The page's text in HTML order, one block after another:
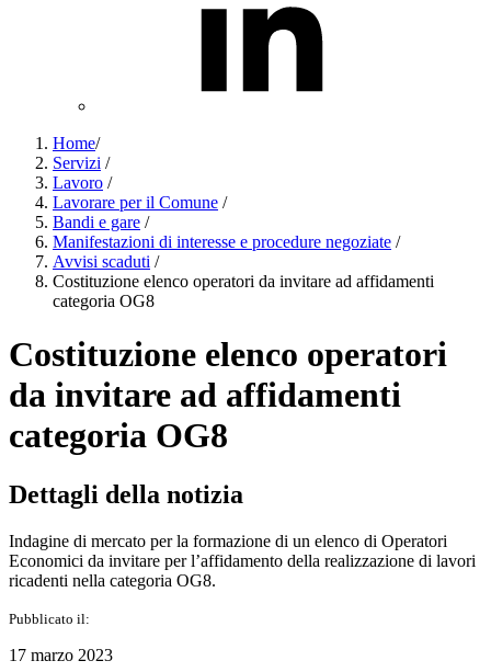
Home/
Servizi /
Lavoro /
Lavorare per il Comune /
Bandi e gare /
Manifestazioni di interesse e procedure negoziate /
Avvisi scaduti /
Costituzione elenco operatori da invitare ad affidamenti
categoria OG8
Costituzione elenco operatori
da invitare ad affidamenti
categoria OG8
Dettagli della notizia
Indagine di mercato per la formazione di un elenco di Operatori
Economici da invitare per l’affidamento della realizzazione di lavori
ricadenti nella categoria OG8.
Pubblicato il:
17 marzo 2023